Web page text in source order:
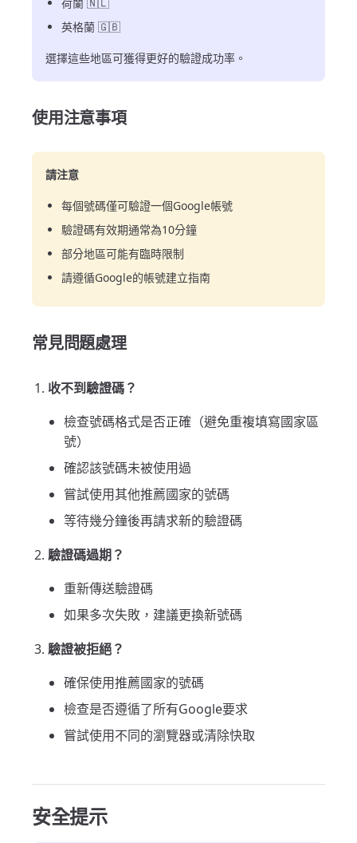
英格蘭 🇬🇧
選擇這些地區可獲得更好的驗證成功率。
使用注意事項
請注意
每個號碼僅可驗證一個Google帳號
驗證碼有效期通常為10分鐘
部分地區可能有臨時限制
請遵循Google的帳號建立指南
常見問題處理
收不到驗證碼？
檢查號碼格式是否正確（避免重複填寫國家區
號）
確認該號碼未被使用過
嘗試使用其他推薦國家的號碼
等待幾分鐘後再請求新的驗證碼
驗證碼過期？
重新傳送驗證碼
如果多次失敗，建議更換新號碼
驗證被拒絕？
確保使用推薦國家的號碼
檢查是否遵循了所有Google要求
嘗試使用不同的瀏覽器或清除快取
安全提示